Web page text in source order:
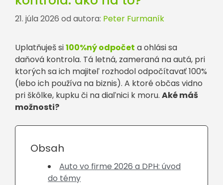
21. júla 2026 od autora: Peter Furmaník
Uplatňuješ si100%ný odpočet a ohlási sa
daňová kontrola. Tá letná, zameraná na autá, pri
ktorých sa ich majiteľ rozhodol odpočítavať 100%
(lebo ich používa na biznis). A ktoré občas vidno
pri škôlke, kupku či na diaľnici k moru. Aké máš
možnosti?
Obsah
Auto vo firme 2026 a DPH: úvod
do témy